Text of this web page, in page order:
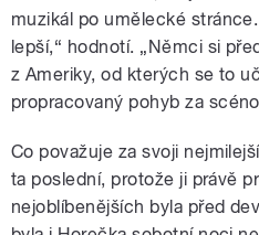
muzikál po umělecké
lepší,“ hodnotí. „Němci si
z Ameriky, od kterých se to
propracovaný pohyb za
Co považuje za svoji
ta poslední, protože ji právě
nejoblíbenějších byla před